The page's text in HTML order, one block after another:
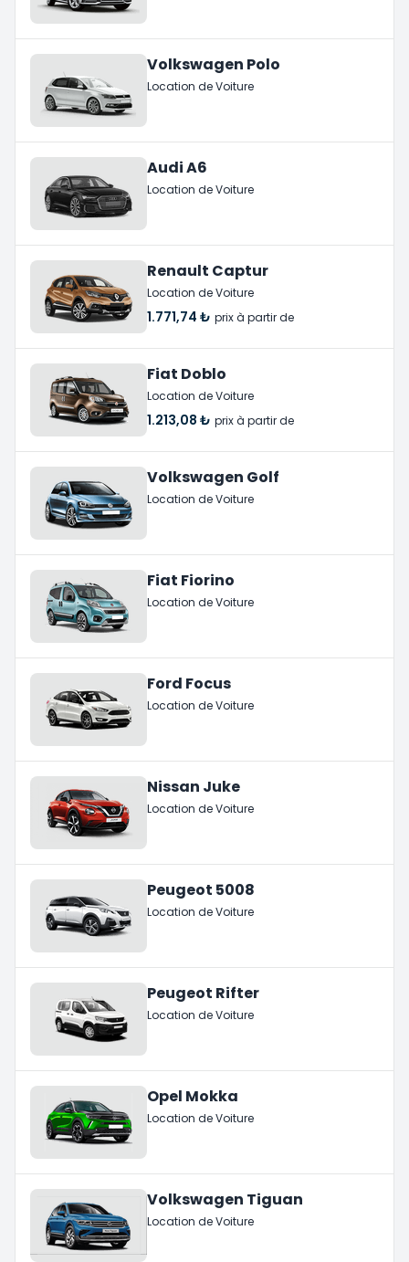
Volkswagen Polo
Location de Voiture
Audi A6
Location de Voiture
Renault Captur
Location de Voiture
1.771,74 ₺ prix à partir de
Fiat Doblo
Location de Voiture
1.213,08 ₺ prix à partir de
Volkswagen Golf
Location de Voiture
Fiat Fiorino
Location de Voiture
Ford Focus
Location de Voiture
Nissan Juke
Location de Voiture
Peugeot 5008
Location de Voiture
Peugeot Rifter
Location de Voiture
Opel Mokka
Location de Voiture
Volkswagen Tiguan
Location de Voiture